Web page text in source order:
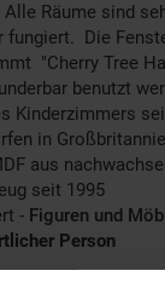
Räume sind
fungiert. Die
"Cherry Tree
benutzt
Kinderzimmers
in
aus
seit 1995
- Figuren und
Person